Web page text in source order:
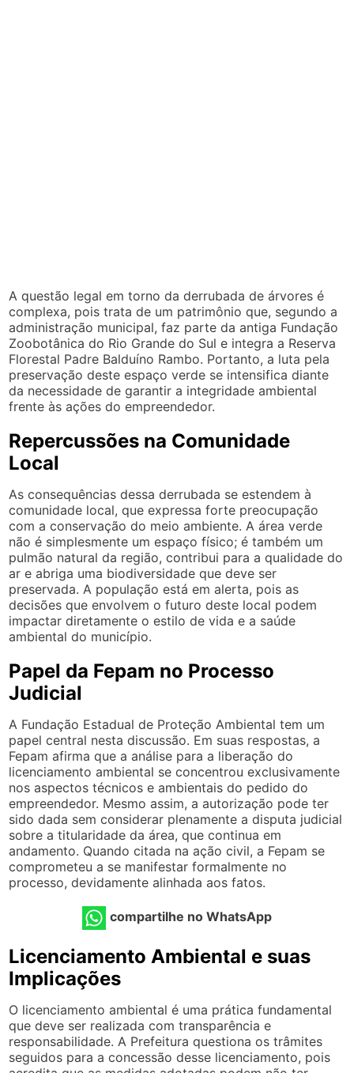
A questão legal em torno da derrubada de árvores é
complexa, pois trata de um patrimônio que, segundo a
administração municipal, faz parte da antiga Fundação
Zoobotânica do Rio Grande do Sul e integra a Reserva
Florestal Padre Balduíno Rambo. Portanto, a luta pela
preservação deste espaço verde se intensifica diante
da necessidade de garantir a integridade ambiental
frente às ações do empreendedor.
Repercussões na Comunidade
Local
As consequências dessa derrubada se estendem à
comunidade local, que expressa forte preocupação
com a conservação do meio ambiente. A área verde
não é simplesmente um espaço físico; é também um
pulmão natural da região, contribui para a qualidade do
ar e abriga uma biodiversidade que deve ser
preservada. A população está em alerta, pois as
decisões que envolvem o futuro deste local podem
impactar diretamente o estilo de vida e a saúde
ambiental do município.
Papel da Fepam no Processo
Judicial
A Fundação Estadual de Proteção Ambiental tem um
papel central nesta discussão. Em suas respostas, a
Fepam afirma que a análise para a liberação do
licenciamento ambiental se concentrou exclusivamente
nos aspectos técnicos e ambientais do pedido do
empreendedor. Mesmo assim, a autorização pode ter
sido dada sem considerar plenamente a disputa judicial
sobre a titularidade da área, que continua em
andamento. Quando citada na ação civil, a Fepam se
comprometeu a se manifestar formalmente no
processo, devidamente alinhada aos fatos.
compartilhe no WhatsApp
Licenciamento Ambiental e suas
Implicações
O licenciamento ambiental é uma prática fundamental
que deve ser realizada com transparência e
responsabilidade. A Prefeitura questiona os trâmites
seguidos para a concessão desse licenciamento, pois